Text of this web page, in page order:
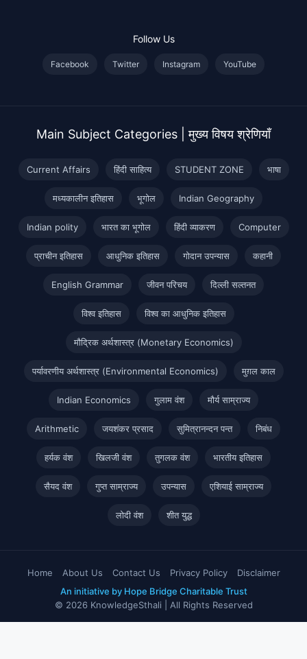
Follow Us
Facebook Twitter Instagram YouTube
Main Subject Categories | मुख्य विषय श्रेणियाँ
Current Affairs हिंदी साहित्य STUDENT ZONE भाषा
मध्यकालीन इतिहास भूगोल Indian Geography
Indian polity भारत का भूगोल हिंदी व्याकरण Computer
प्राचीन इतिहास आधुनिक इतिहास गोदान उपन्यास कहानी
English Grammar जीवन परिचय दिल्ली सल्तनत
विश्व इतिहास विश्व का आधुनिक इतिहास
मौद्रिक अर्थशास्त्र (Monetary Economics)
पर्यावरणीय अर्थशास्त्र (Environmental Economics) मुग़ल काल
Indian Economics गुलाम वंश मौर्य साम्राज्य
Arithmetic जयशंकर प्रसाद सुमित्रानन्दन पन्त निबंध
हर्यक वंश खिलजी वंश तुगलक वंश भारतीय इतिहास
सैयद वंश गुप्त साम्राज्य उपन्यास एशियाई साम्राज्य
लोदी वंश शीत युद्ध
Home About Us Contact Us Privacy Policy
Disclaimer
An initiative by Hope Bridge Charitable Trust
© 2026 KnowledgeSthali | All Rights Reserved